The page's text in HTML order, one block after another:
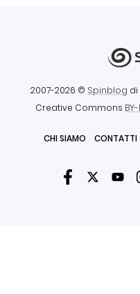
2007-2026 © Spinblog di
Creative Commons
CHI SIAMO CONTATTI